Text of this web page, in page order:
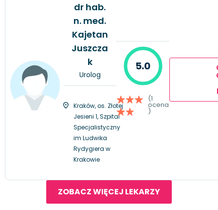
dr hab.
n. med.
Kajetan
Juszcza
k
Urolog
Kraków, os. Złotej
Jesieni 1, Szpital
Specjalistyczny
im Ludwika
Rydygiera w
Krakowie
5.0
(1
ocena
)
ZOBACZ WIĘCEJ LEKARZY